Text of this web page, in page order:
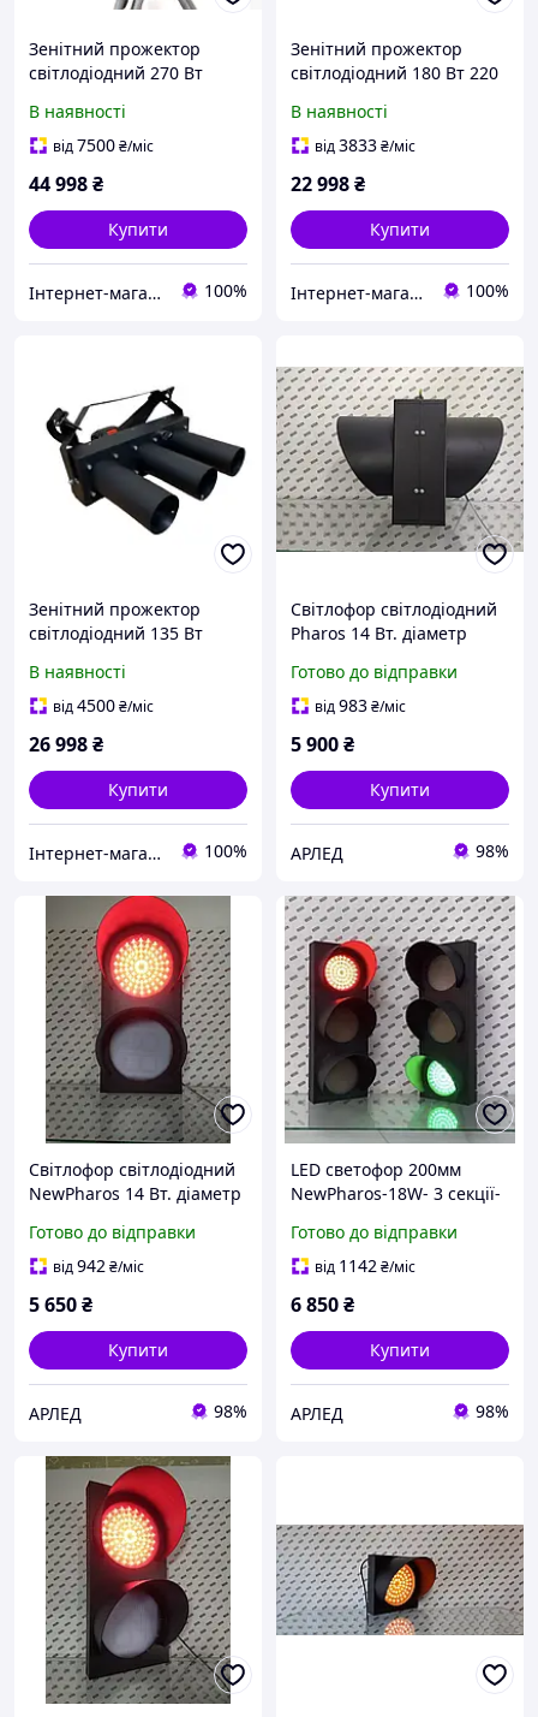
Зенітний прожектор
світлодіодний 270 Вт
метрів 1 градус
В наявності
від7500₴/міс
44 998₴
Купити
Інтернет-магазин DVmarket 100%
Зенітний прожектор
світлодіодний 180 Вт 220
метрів
В наявності
від3833₴/міс
22 998₴
Купити
Інтернет-магазин DVmarket 100%
Зенітний прожектор
світлодіодний 135 Вт
метрів 1 градус
В наявності
від4500₴/міс
26 998₴
Купити
Інтернет-магазин DVmarket 100%
Світлофор світлодіодний
Pharos 14 Вт. діаметр
транспортний,
двосторонній
Готово до відправки
від983₴/міс
5 900₴
Купити
АРЛЕД 98%
Світлофор світлодіодний
NewPharos 14 Вт. діаметр
транспортний ( 2-х
секційний RG)/220В
Готово до відправки
від942₴/міс
5 650₴
Купити
АРЛЕД 98%
LED светофор 200мм
NewPharos-18W- 3 секції-
Готово до відправки
від 1142₴/міс
6 850₴
Купити
АРЛЕД 98%